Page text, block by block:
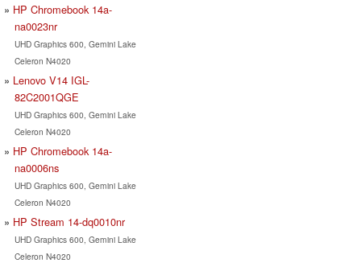
HP Chromebook 14a-
na0023nr
UHD Graphics 600, Gemini Lake
Celeron N4020
Lenovo V14 IGL-
82C2001QGE
UHD Graphics 600, Gemini Lake
Celeron N4020
HP Chromebook 14a-
na0006ns
UHD Graphics 600, Gemini Lake
Celeron N4020
HP Stream 14-dq0010nr
UHD Graphics 600, Gemini Lake
Celeron N4020